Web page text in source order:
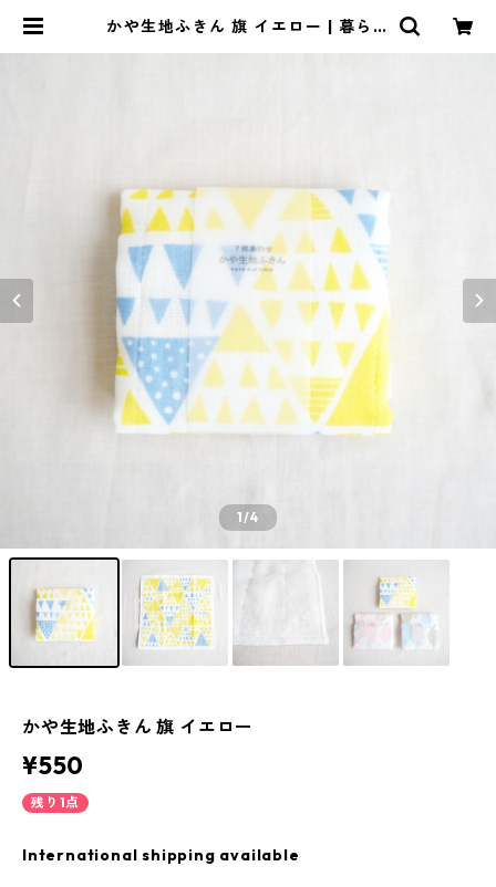
かや生地ふきん 旗 イエロー | 暮らし
1/4
かや生地ふきん 旗 イエロー
¥550
残り1点
International shipping available